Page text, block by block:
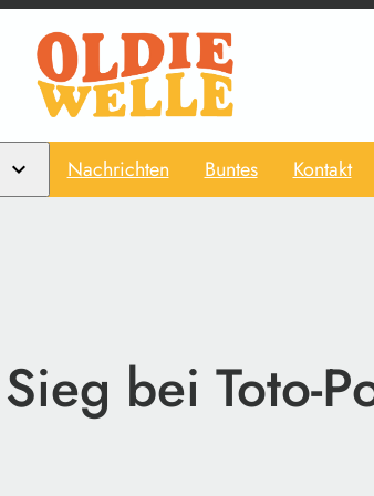
Nachrichten Buntes Kontakt
bei Toto-